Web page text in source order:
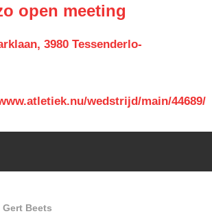
open meeting
3980 Tessenderlo-
wedstrijd/main/44689/
Gert Beets